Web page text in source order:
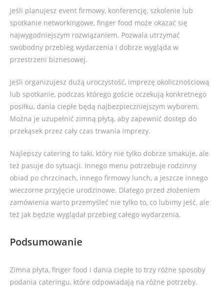
Jeśli planujesz event firmowy, konferencję, szkolenie lub
spotkanie networkingowe, finger food może okazać się
najwygodniejszym rozwiązaniem. Pozwala utrzymać
swobodny przebieg wydarzenia i dobrze wygląda w
przestrzeni biznesowej.
Jeśli organizujesz dużą uroczystość, imprezę okolicznościową
lub spotkanie, podczas którego goście oczekują konkretnego
posiłku, dania ciepłe będą najbezpieczniejszym wyborem.
Można je uzupełnić zimną płytą, aby zapewnić dostęp do
przekąsek przez cały czas trwania imprezy.
Najlepszy catering to taki, który nie tylko dobrze smakuje, ale
też pasuje do sytuacji. Innego menu potrzebuje rodzinny
obiad po chrzcinach, innego firmowy lunch, a jeszcze innego
wieczorne przyjęcie urodzinowe. Dlatego przed złożeniem
zamówienia warto przemyśleć nie tylko to, co lubimy jeść, ale
też jak będzie wyglądał przebieg całego wydarzenia.
Podsumowanie
Zimna płyta, finger food i dania ciepłe to trzy różne sposoby
podania cateringu, które odpowiadają na różne potrzeby.